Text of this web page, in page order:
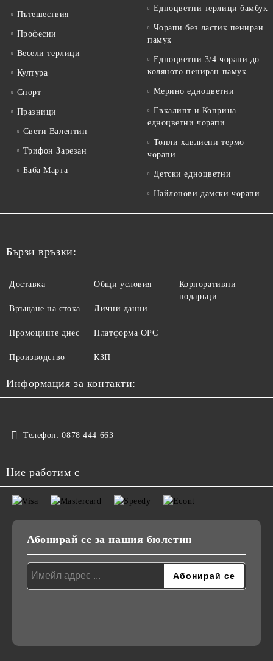
Пътешествия
Професии
Весели терлици
Култура
Спорт
Празници
Свети Валентин
Трифон Зарезан
Баба Марта
Едноцветни терлици бамбук
Чорапи без ластик пениран
памук
Едноцветни 3/4 чорапи до
коляното пениран памук
Мерино едноцветни
Евкалипт и Коприна
едноцветни чорапи
Топли хавлиени термо
чорапи
Детски едноцветни
Найлонови дамски чорапи
Бързи връзки:
Доставка
Връщане на стока
Промоциите днес
Производство
Общи условия
Лични данни
Платформа ОРС
КЗП
Корпоративни
подаръци
Информация за контакти:
Телефон: 0878 444 663
Ние работим с
Абонирай се за нашия бюлетин